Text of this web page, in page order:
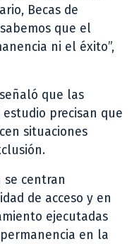
Becas de
que el
ni el éxito”,
que las
precisan que
situaciones
se centran
de acceso y en
ejecutadas
en la